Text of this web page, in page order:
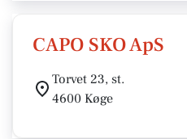
CAPO SKO ApS
Torvet 23, st.
4600 Køge